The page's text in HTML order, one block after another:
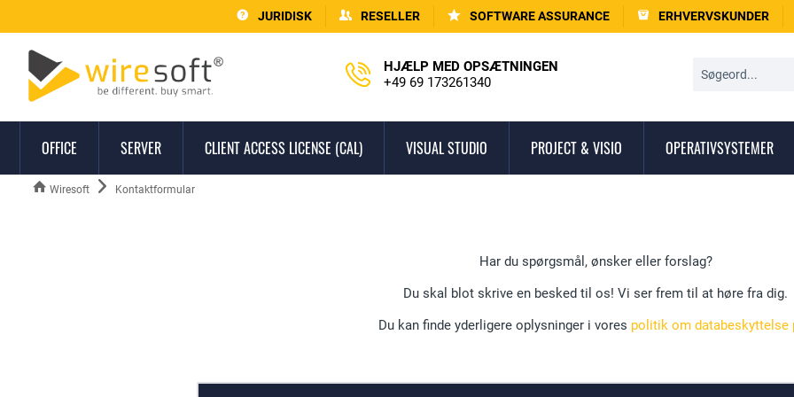
JURIDISK RESELLER SOFTWARE ASSURANCE ERHVERVSKUNDER
HJÆLP MED OPSÆTNINGEN
+49 69 173261340
OFFICE SERVER CLIENT ACCESS LICENSE (CAL) VISUAL STUDIO PROJECT & VISIO OPERATIVSYSTEMER
Wiresoft Kontaktformular
Har du spørgsmål, ønsker eller forslag?
Du skal blot skrive en besked til os! Vi ser frem til at høre fra dig.
Du kan finde yderligere oplysninger i vores politik om databeskyttelse